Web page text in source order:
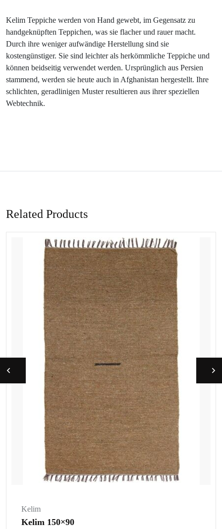
Kelim Teppiche werden von Hand gewebt, im Gegensatz zu
handgeknüpften Teppichen, was sie flacher und rauer macht.
Durch ihre weniger aufwändige Herstellung sind sie
kostengünstiger. Sie sind leichter als herkömmliche Teppiche und
können beidseitig verwendet werden. Ursprünglich aus Persien
stammend, werden sie heute auch in Afghanistan hergestellt. Ihre
schlichten, geradlinigen Muster resultieren aus ihrer speziellen
Webtechnik.
Related Products
Kelim
Kelim 150×90